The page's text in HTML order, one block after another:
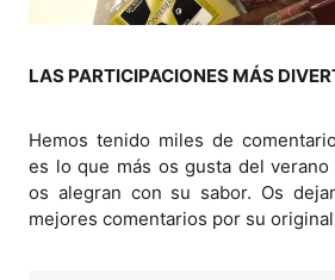
LAS PARTICIPACIONES MÁS
Hemos tenido miles de
es lo que más os gusta del
os alegran con su sabor. Os
mejores comentarios por su